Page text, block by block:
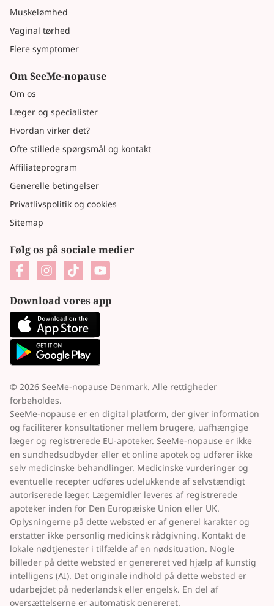
Muskelømhed
Vaginal tørhed
Flere symptomer
Om SeeMe-nopause
Om os
Læger og specialister
Hvordan virker det?
Ofte stillede spørgsmål og kontakt
Affiliateprogram
Generelle betingelser
Privatlivspolitik og cookies
Sitemap
Følg os på sociale medier
Download vores app
© 2026 SeeMe-nopause Denmark. Alle rettigheder
forbeholdes.
SeeMe-nopause er en digital platform, der giver information
og faciliterer konsultationer mellem brugere, uafhængige
læger og registrerede EU-apoteker. SeeMe-nopause er ikke
en sundhedsudbyder eller et online apotek og udfører ikke
selv medicinske behandlinger. Medicinske vurderinger og
eventuelle recepter udføres udelukkende af selvstændigt
autoriserede læger. Lægemidler leveres af registrerede
apoteker inden for Den Europæiske Union eller UK.
Oplysningerne på dette websted er af generel karakter og
erstatter ikke personlig medicinsk rådgivning. Kontakt de
lokale nødtjenester i tilfælde af en nødsituation. Nogle
billeder på dette websted er genereret ved hjælp af kunstig
intelligens (AI). Det originale indhold på dette websted er
udarbejdet på nederlandsk eller engelsk. En del af
oversættelserne er automatisk genereret.